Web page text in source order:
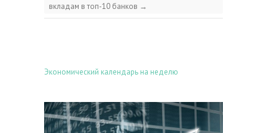
вкладам в топ-10 банков →
Экономический календарь на неделю